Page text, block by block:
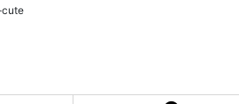
cute